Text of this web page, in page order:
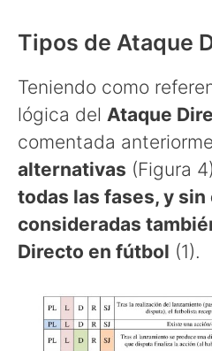
Tipos de Ataque
Teniendo como
lógica del Ataque
comentada
alternativas (Figura
todas las fases, y
consideradas
Directo en fútbol (1).